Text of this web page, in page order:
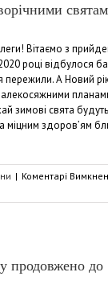
Вітаємо з
році відбулося
А Новий рік
зимові свята
міцним здоров’ям
| Коментарі
продовжено